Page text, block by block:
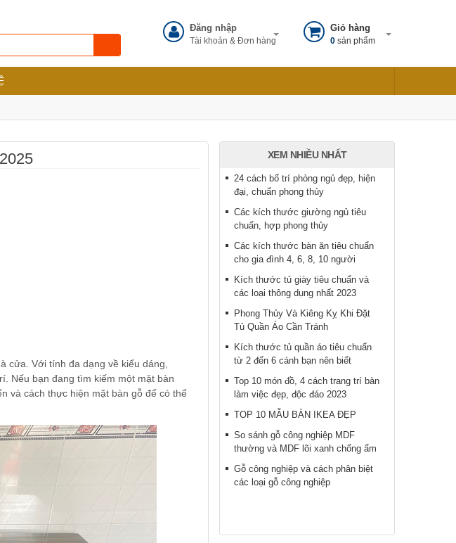
Giỏ hàng
0 sản phẩm
Đăng nhập
Tài khoản & Đơn hàng
cửa. Với tính đa dạng về kiểu dáng,
Nếu bạn đang tìm kiếm một mặt bàn
và cách thực hiện mặt bàn gỗ để có thể
XEM NHIỀU NHẤT
24 cách bố trí phòng ngủ đẹp, hiện
đại, chuẩn phong thủy
Các kích thước giường ngủ tiêu
chuẩn, hợp phong thủy
Các kích thước bàn ăn tiêu chuẩn
cho gia đình 4, 6, 8, 10 người
Kích thước tủ giày tiêu chuẩn và
các loại thông dụng nhất 2023
Phong Thủy Và Kiêng Kỵ Khi Đặt
Tủ Quần Áo Cần Tránh
Kích thước tủ quần áo tiêu chuẩn
từ 2 đến 6 cánh bạn nên biết
Top 10 món đồ, 4 cách trang trí bàn
làm việc đẹp, độc đáo 2023
TOP 10 MẪU BÀN IKEA ĐẸP
So sánh gỗ công nghiệp MDF
thường và MDF lõi xanh chống ẩm
Gỗ công nghiệp và cách phân biệt
các loại gỗ công nghiệp